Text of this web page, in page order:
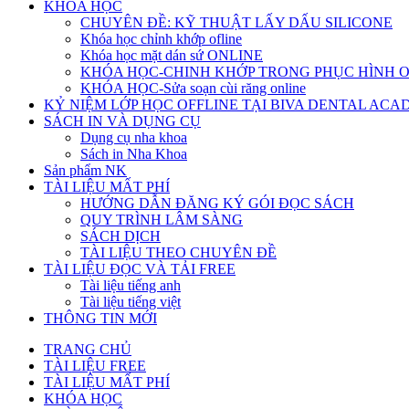
KHÓA HỌC
CHUYÊN ĐỀ: KỸ THUẬT LẤY DẤU SILICONE
Khóa học chỉnh khớp ofline
Khóa học mặt dán sứ ONLINE
KHÓA HỌC-CHINH KHỚP TRONG PHỤC HÌNH
KHÓA HỌC-Sửa soạn cùi răng online
KỶ NIỆM LỚP HỌC OFFLINE TẠI BIVA DENTAL
SÁCH IN VÀ DỤNG CỤ
Dụng cụ nha khoa
Sách in Nha Khoa
Sản phẩm NK
TÀI LIỆU MẤT PHÍ
HƯỚNG DẪN ĐĂNG KÝ GÓI ĐỌC SÁCH
QUY TRÌNH LÂM SÀNG
SÁCH DỊCH
TÀI LIỆU THEO CHUYÊN ĐỀ
TÀI LIỆU ĐỌC VÀ TẢI FREE
Tài liệu tiếng anh
Tài liệu tiếng việt
THÔNG TIN MỚI
TRANG CHỦ
TÀI LIỆU FREE
TÀI LIỆU MẤT PHÍ
KHÓA HỌC